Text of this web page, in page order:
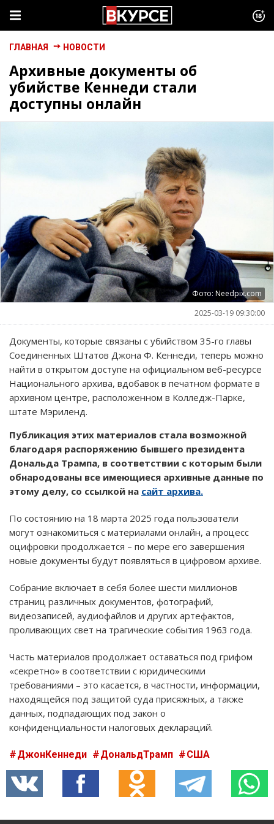
ГЛАВНАЯ НОВОСТИ
Архивные документы об
убийстве Кеннеди стали
доступны онлайн
Фото: Needpix.com
2025-03-19 09:30:00
Документы, которые связаны с убийством 35-го главы
Соединенных Штатов Джона Ф. Кеннеди, теперь можно
найти в открытом доступе на официальном веб-ресурсе
Национального архива, вдобавок в печатном формате в
архивном центре, расположенном в Колледж-Парке,
штате Мэриленд.
Публикация этих материалов стала возможной
благодаря распоряжению бывшего президента
Дональда Трампа, в соответствии с которым были
обнародованы все имеющиеся архивные данные по
этому делу, со ссылкой на сайт архива.
По состоянию на 18 марта 2025 года пользователи
могут ознакомиться с материалами онлайн, а процесс
оцифровки продолжается – по мере его завершения
новые документы будут появляться в цифровом архиве.
Собрание включает в себя более шести миллионов
страниц различных документов, фотографий,
видеозаписей, аудиофайлов и других артефактов,
проливающих свет на трагические события 1963 года.
Часть материалов продолжает оставаться под грифом
«секретно» в соответствии с юридическими
требованиями – это касается, в частности, информации,
находящейся под защитой суда присяжных, а также
данных, подпадающих под закон о
конфиденциальности налоговых деклараций.
ДжонКеннеди ДональдТрамп США